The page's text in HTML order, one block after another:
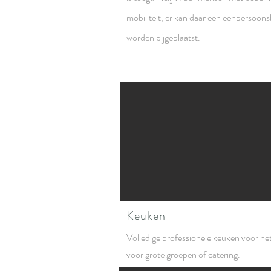
mobiliteit, er kan daar een
worden bijgeplaatst.
Keuken
Volledige professionele keuken voor
voor grote groepen of catering.